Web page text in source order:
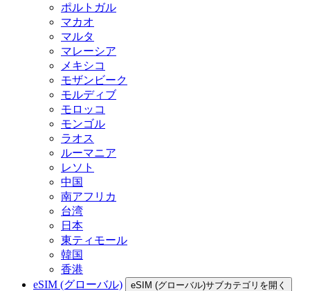
ポルトガル
マカオ
マルタ
マレーシア
メキシコ
モザンビーク
モルディブ
モロッコ
モンゴル
ラオス
ルーマニア
レソト
中国
南アフリカ
台湾
日本
東ティモール
韓国
香港
eSIM (グローバル)
eSIM (グローバル)サブカテゴリを開く